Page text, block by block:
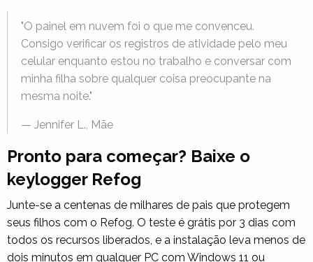
"O painel em nuvem foi o que me convenceu.
Consigo verificar os registros de atividade pelo meu
celular enquanto estou no trabalho e conversar com
minha filha sobre qualquer coisa preocupante na
mesma noite."
— Jennifer L., Mãe
Pronto para começar? Baixe o
keylogger Refog
Junte-se a centenas de milhares de pais que protegem
seus filhos com o Refog. O teste é grátis por 3 dias com
todos os recursos liberados, e a instalação leva menos de
dois minutos em qualquer PC com Windows 11 ou